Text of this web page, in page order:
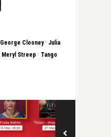
George Clooney· Julia
Meryl Streep · Tango